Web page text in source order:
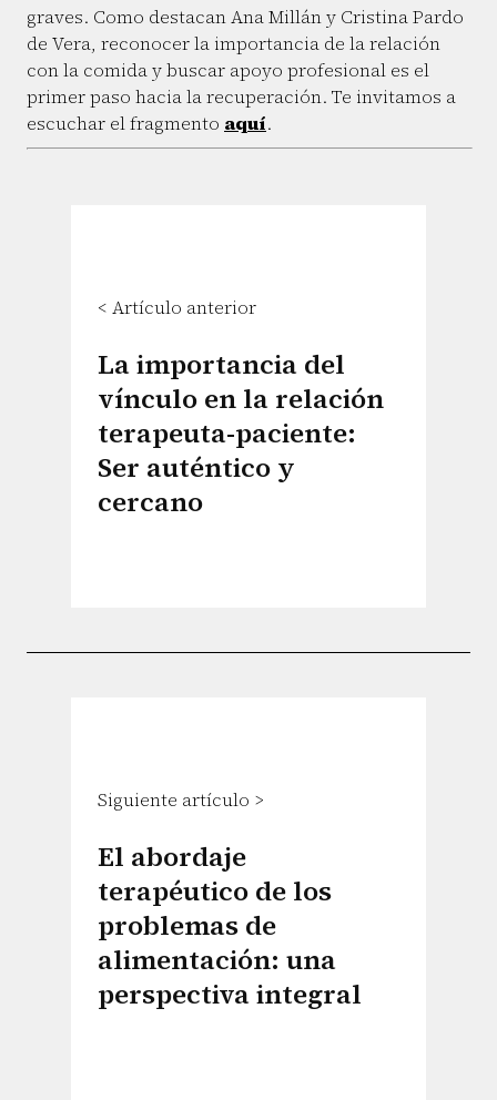
graves. Como destacan Ana Millán y Cristina Pardo
de Vera, reconocer la importancia de la relación
con la comida y buscar apoyo profesional es el
primer paso hacia la recuperación. Te invitamos a
escuchar el fragmento aquí.
< Artículo anterior
La importancia del
vínculo en la relación
terapeuta-paciente:
Ser auténtico y
cercano
Siguiente artículo >
El abordaje
terapéutico de los
problemas de
alimentación: una
perspectiva integral